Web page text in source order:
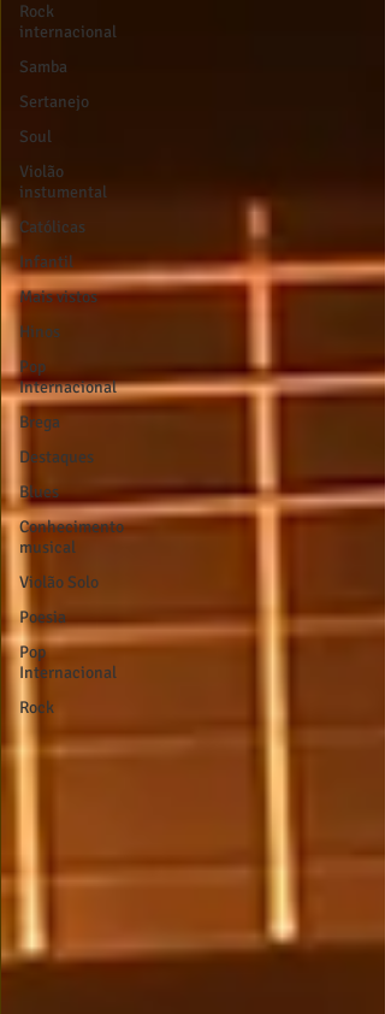
Rock
internacional
Samba
Sertanejo
Soul
Violão
instumental
Católicas
Infantil
Mais vistos
Hinos
Pop
Internacional
Brega
Destaques
Blues
Conhecimento
musical
Violão Solo
Poesia
Pop
Internacional
Rock